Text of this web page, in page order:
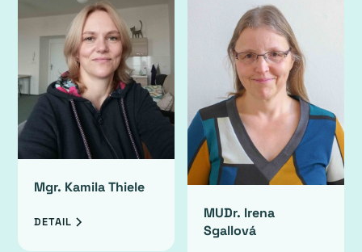
Mgr. Kamila Thiele
DETAIL
MUDr. Irena
Sgallová